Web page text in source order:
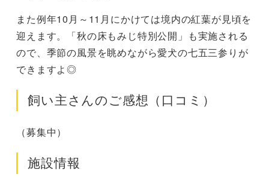
また例年10月～11月にかけては境内の紅葉が見頃を
迎えます。「秋の床もみじ特別公開」も実施される
ので、季節の風景を眺めながら愛犬の七五三参りが
できますよ◎
飼い主さんのご感想（口コミ）
（募集中）
施設情報